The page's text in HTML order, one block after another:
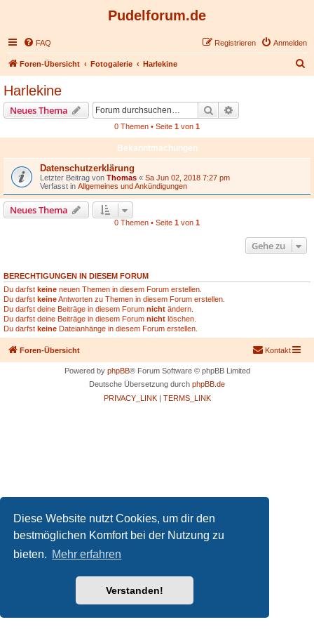
Diese Website nutzt Cookies, um dir den
bestmöglichen Komfort bei der Nutzung zu
bieten. Mehr erfahren
Verstanden!
Pudelforum.de
FAQ Anmelden
Registrieren
Foren-Übersicht Fotogalerie Harlekine
Harlekine
Neues Thema Suche
0 Themen • Seite 1 von 1
Bekanntmachungen
Datenschutzerklärung
Letzter Beitrag von Thomas « Sa Jun 02, 2018 7:27 pm
Verfasst in Allgemeines und Ankündigungen
Neues Thema
0 Themen • Seite 1 von 1
Gehe zu
BERECHTIGUNGEN IN DIESEM FORUM
Du darfst keine neuen Themen in diesem Forum erstellen.
Du darfst keineAntworten zu Themen in diesem Forum erstellen.
Du darfst deine Beiträge in diesem Forum nicht ändern.
Du darfst deine Beiträge in diesem Forum nicht löschen.
Du darfst keine Dateianhänge in diesem Forum erstellen.
Foren-Übersicht Kontakt
Powered by phpBB® Forum Software © phpBB Limited
Deutsche Übersetzung durch phpBB.de
PRIVACY_LINK| TERMS_LINK